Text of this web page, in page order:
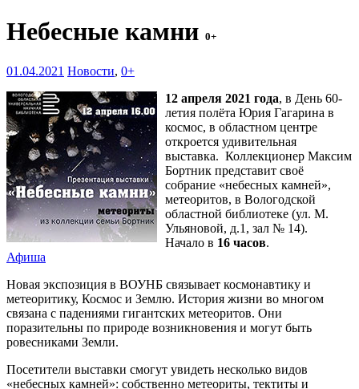
Небесные камни 0+
01.04.2021 Новости, 0+
12 апреля 2021 года, в День 60-
летия полёта Юрия Гагарина в
космос, в областном центре
откроется удивительная
выставка. Коллекционер Максим
Бортник представит своё
собрание «небесных камней»,
метеоритов, в Вологодской
областной библиотеке (ул. М.
Ульяновой, д.1, зал № 14).
Начало в 16 часов.
Афиша
Новая экспозиция в ВОУНБ связывает космонавтику и
метеоритику, Космос и Землю. История жизни во многом
связана с падениями гигантских метеоритов. Они
поразительны по природе возникновения и могут быть
ровесниками Земли.
Посетители выставки смогут увидеть несколько видов
«небесных камней»: собственно метеориты, тектиты и